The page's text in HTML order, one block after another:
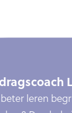
leren